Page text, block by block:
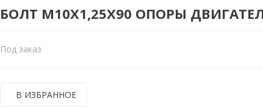
БОЛТ М10Х1,25Х90 ОПОРЫ
Под заказ
В ИЗБРАННОЕ